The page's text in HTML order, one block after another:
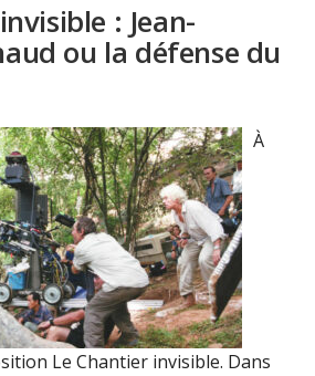
: Jean-
ou la défense du
À
Le Chantier invisible. Dans